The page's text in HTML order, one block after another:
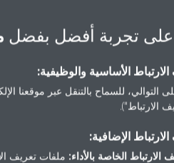
تجربة أفضل بفضل
الأساسية والوظيفية:
التوالي، للسماح بالتنقل عبر موقعنا
الارتباط").
الإضافية:
الارتباط الخاصة بالأداء: ملفات تعريف